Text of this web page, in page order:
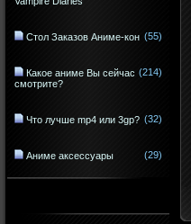
Стол Заказов Аниме-кон (55)
Какое аниме Вы сейчас
смотрите?
(214)
Что лучше mp4 или 3gp? (32)
Аниме аксессуары (29)